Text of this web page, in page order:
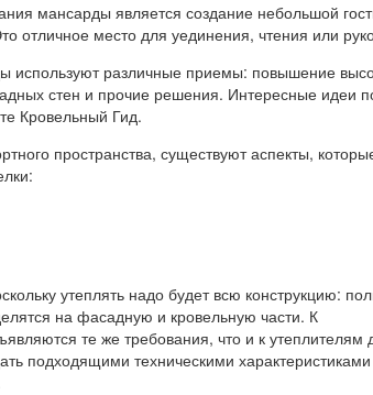
мансарды является создание небольшой
отличное место для уединения, чтения или
используют различные приемы: повышение
стен и прочие решения. Интересные идеи
Кровельный Гид.
пространства, существуют аспекты,
утеплять надо будет всю конструкцию:
на фасадную и кровельную части. К
те же требования, что и к утеплителям
подходящими техническими